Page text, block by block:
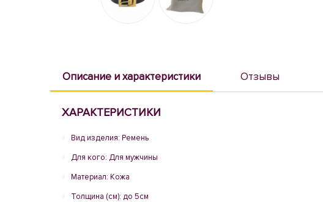
Описание и характеристики Отзывы
ХАРАКТЕРИСТИКИ
Вид изделия: Ремень
Для кого: Для мужчины
Материал: Кожа
Толщина (см): до 5см